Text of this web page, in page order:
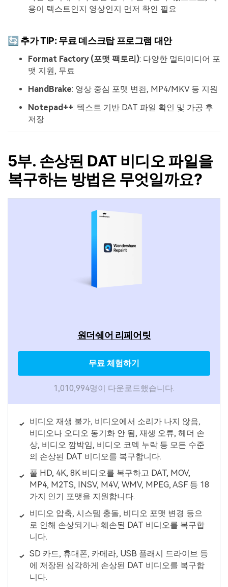
용이 텍스트인지 영상인지 먼저 확인 필요
🔄 추가 TIP: 무료 데스크탑 프로그램 대안
Format Factory (포맷 팩토리): 다양한 멀티미디어 포
맷 지원, 무료
HandBrake: 영상 중심 포맷 변환, MP4/MKV 등 지원
Notepad++: 텍스트 기반 DAT 파일 확인 및 가공 후
저장
5부. 손상된 DAT 비디오 파일을
복구하는 방법은 무엇일까요?
원더쉐어 리페어릿
무료 체험하기
1,010,994명이 다운로드했습니다.
비디오 재생 불가, 비디오에서 소리가 나지 않음,
비디오나 오디오 동기화 안 됨, 재생 오류, 헤더 손
상, 비디오 깜박임, 비디오 코덱 누락 등 모든 수준
의 손상된 DAT 비디오를 복구합니다.
풀 HD, 4K, 8K 비디오를 복구하고 DAT, MOV,
MP4, M2TS, INSV, M4V, WMV, MPEG, ASF 등 18
가지 인기 포맷을 지원합니다.
비디오 압축, 시스템 충돌, 비디오 포맷 변경 등으
로 인해 손상되거나 훼손된 DAT 비디오를 복구합
니다.
SD 카드, 휴대폰, 카메라, USB 플래시 드라이브 등
에 저장된 심각하게 손상된 DAT 비디오를 복구합
니다.